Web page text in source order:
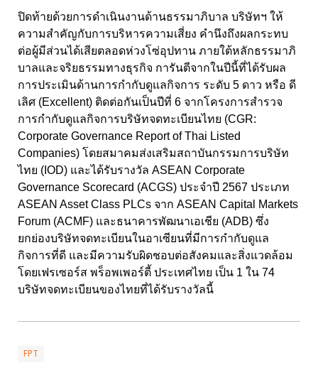
ปิดท้ายด้วยการดำเนินงานด้านธรรมาภิบาล บริษัทฯ ให้
ความสำคัญกับการบริหารความเสี่ยง คำนึงถึงผลกระทบ
ต่อผู้มีส่วนได้เสียตลอดห่วงโซ่อุปทาน ภายใต้หลักธรรมาภิ
บาลและจริยธรรมทางธุรกิจ การันตีจากในปีนี้ที่ได้รับผล
การประเมินด้านการกำกับดูแลกิจการ ระดับ 5 ดาว หรือ ดี
เลิศ (Excellent) ติดต่อกันเป็นปีที่ 6 จากโครงการสำรวจ
การกำกับดูแลกิจการบริษัทจดทะเบียนไทย (CGR:
Corporate Governance Report of Thai Listed
Companies) โดยสมาคมส่งเสริมสถาบันกรรมการบริษัท
ไทย ( IOD) และได้รับรางวัล ASEAN Corporate
Governance Scorecard (ACGS) ประจำปี 2567 ประเภท
ASEAN Asset Class PLCs จาก ASEAN Capital Markets
Forum (ACMF) และธนาคารพัฒนาเอเชีย (ADB) ซึ่ง
ยกย่องบริษัทจดทะเบียนในอาเซียนที่มีการกำกับดูแล
กิจการที่ดี และมีความรับผิดชอบต่อสังคมและสิ่งแวดล้อม
โดยเฟรเซอร์ส พร็อพเพอร์ตี้ ประเทศไทย เป็น 1 ใน 74
บริษัทจดทะเบียนของไทยที่ได้รับรางวัลนี้
FPT